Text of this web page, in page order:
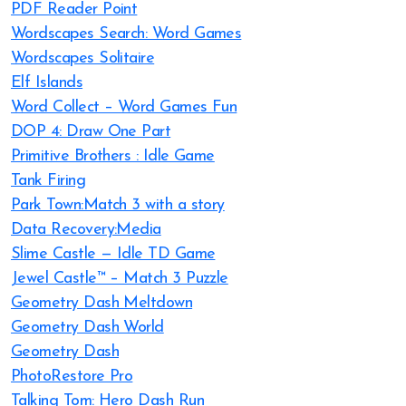
PDF Reader Point
Wordscapes Search: Word Games
Wordscapes Solitaire
Elf Islands
Word Collect – Word Games Fun
DOP 4: Draw One Part
Primitive Brothers : Idle Game
Tank Firing
Park Town:Match 3 with a story
Data Recovery:Media
Slime Castle — Idle TD Game
Jewel Castle™ – Match 3 Puzzle
Geometry Dash Meltdown
Geometry Dash World
Geometry Dash
PhotoRestore Pro
Talking Tom: Hero Dash Run